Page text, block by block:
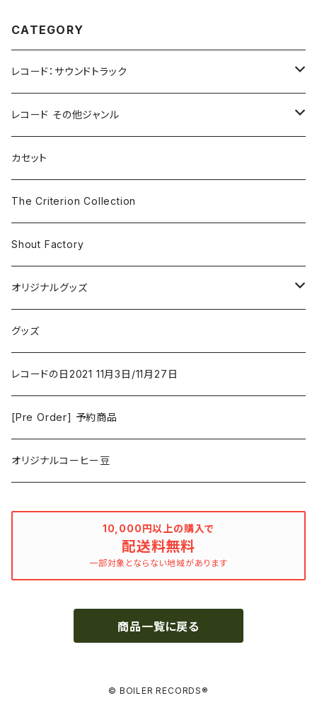
CATEGORY
レコード：サウンドトラック
ホラー/スリラー
SF
ドラマ/ロマンス
アクション/クライム
コメディ
ファンタジー/アドベンチャー
アニメーション
ゲーム
ミュージカル/音楽/ドキュメンタリー/コンピ
レコード その他ジャンル
Rock & Pop
The Smiths
Iron and Wine
Grouper
Bill Callahan
Phoebe Bridgers
The Beautiful South
Classical
Electronic & Ambient
New Order
Jazz
カセット
The Criterion Collection
Shout Factory
オリジナルグッズ
コーヒー
洋服
グッズ
レコードの日2021 11月3日/11月27日
[Pre Order] 予約商品
オリジナルコーヒー豆
10,000円以上の購入で
配送料無料
一部対象とならない地域があります
商品一覧に戻る
© BOILER RECORDS®